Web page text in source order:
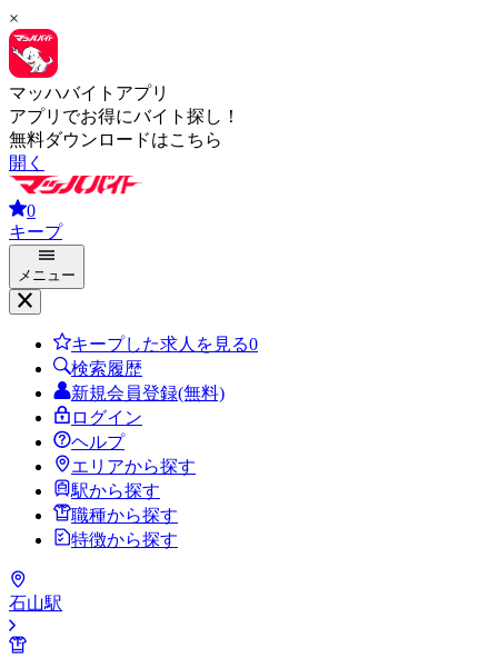
×
マッハバイトアプリ
アプリでお得にバイト探し！
無料ダウンロードはこちら
開く
0
キープ
メニュー
キープした求人を見る0
検索履歴
新規会員登録(無料)
ログイン
ヘルプ
エリアから探す
駅から探す
職種から探す
特徴から探す
石山駅